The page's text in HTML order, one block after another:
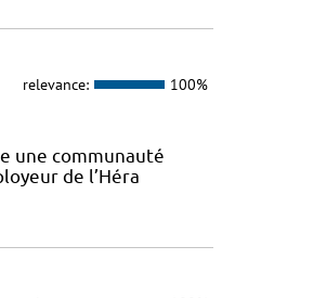
relevance: 100%
une communauté
de l’Héra